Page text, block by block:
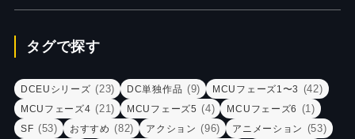
タグで探す
DCEUシリーズ (23) DC単独作品 (9) MCUフェーズ1〜3 (42)
MCUフェーズ4 (21) MCUフェーズ5 (4) MCUフェーズ6 (1)
SF (53) おすすめ (82) アクション (96) アニメーション (53)